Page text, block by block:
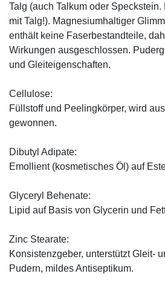
Talg (auch Talkum oder
mit Talg!). Magnesiumhaltiger
enthält keine Faserbestandteile,
Wirkungen ausgeschlossen.
und Gleiteigenschaften.
Cellulose:
Füllstoff und Peelingkörper, wird
gewonnen.
Dibutyl Adipate:
Emollient (kosmetisches Öl) auf
Glyceryl Behenate:
Lipid auf Basis von Glycerin und
Zinc Stearate:
Konsistenzgeber, unterstützt Gleit-
Pudern, mildes Antiseptikum.